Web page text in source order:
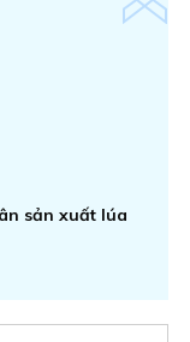
sản xuất lúa